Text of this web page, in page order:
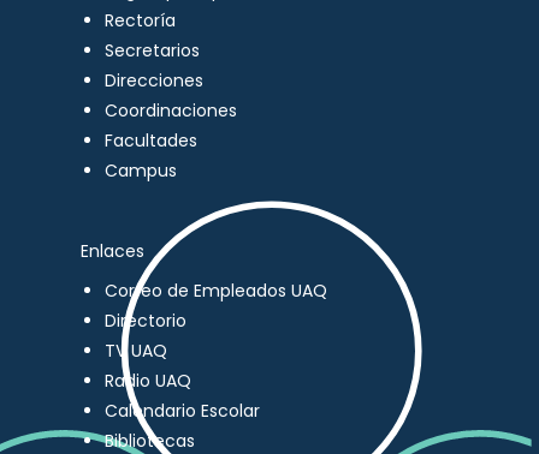
Rectoría
Secretarios
Direcciones
Coordinaciones
Facultades
Campus
Enlaces
Correo de Empleados UAQ
Directorio
TV UAQ
Radio UAQ
Calendario Escolar
Bibliotecas